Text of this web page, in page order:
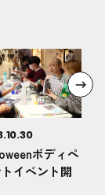
ボディペ
イベント開